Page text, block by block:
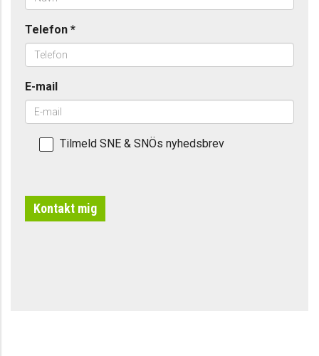
Telefon *
E-mail
Tilmeld SNE & SNÖs nyhedsbrev